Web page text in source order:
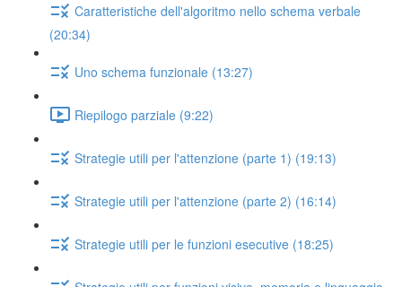
Caratteristiche dell'algoritmo nello schema verbale
(20:34)
Uno schema funzionale (13:27)
Riepilogo parziale (9:22)
Strategie utili per l'attenzione (parte 1) (19:13)
Strategie utili per l'attenzione (parte 2) (16:14)
Strategie utili per le funzioni esecutive (18:25)